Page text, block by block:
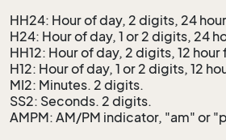
HH24: Hour of day, 2 digits, 24
H24: Hour of day, 1 or 2 digits, 24
HH12: Hour of day, 2 digits, 12
H12: Hour of day, 1 or 2 digits, 12
MI2: Minutes. 2 digits.
SS2: Seconds. 2 digits.
AMPM: AM/PM indicator, "am" or